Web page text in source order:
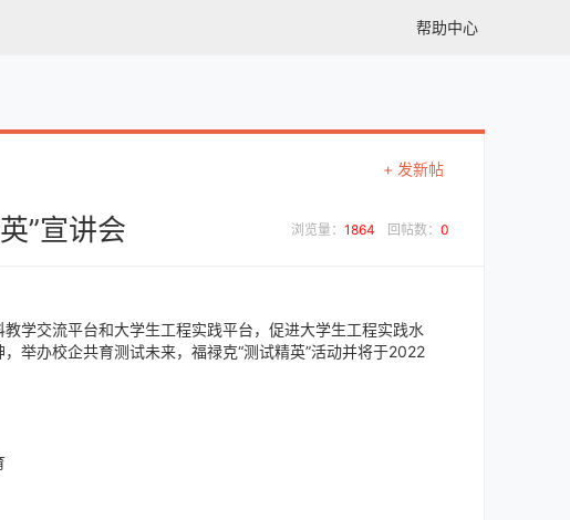
帮助中心
+ 发新帖
”宣讲会 浏览量： 1864 回帖数： 0
学交流平台和大学生工程实践平台，促进大学生工程实践水
举办校企共育测试未来，福禄克“测试精英”活动并将于2022